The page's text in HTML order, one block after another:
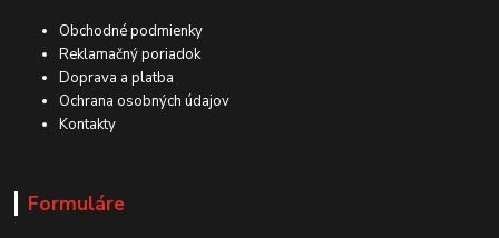
Obchodné podmienky
Reklamačný poriadok
Doprava a platba
Ochrana osobných údajov
Kontakty
Formuláre